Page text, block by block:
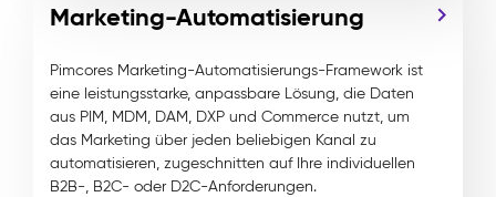
Marketing-Automatisierung
Pimcores Marketing-Automatisierungs-Framework ist
eine leistungsstarke, anpassbare Lösung, die Daten
aus PIM, MDM, DAM, DXP und Commerce nutzt, um
das Marketing über jeden beliebigen Kanal zu
automatisieren, zugeschnitten auf Ihre individuellen
B2B-, B2C- oder D2C-Anforderungen.